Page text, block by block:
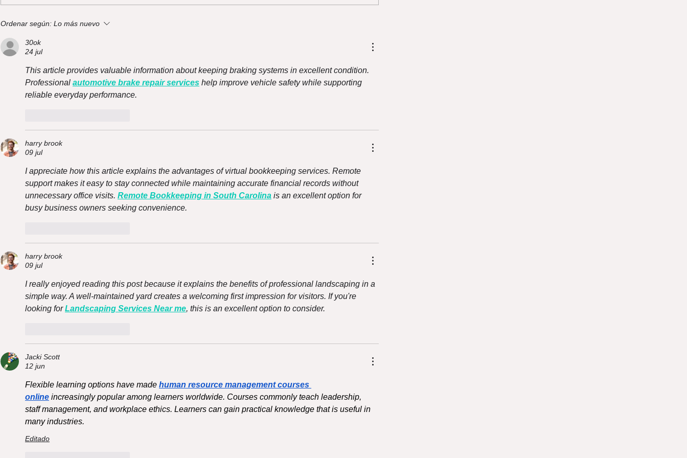
Oxxo en GoodMeal:
rescata packs de
desayuno, almuerzo y
dulce por $5.000 😋
😋
junto a GoodMeal 🏢😋
Ordenar según: Lo más nuevo
30ok
24 jul
This article provides valuable information about keeping braking systems in excellent condition.
Professional automotive brake repair services help improve vehicle safety while supporting
reliable everyday performance.
harry brook
09 jul
I appreciate how this article explains the advantages of virtual bookkeeping services. Remote
support makes it easy to stay connected while maintaining accurate financial records without
unnecessary office visits. Remote Bookkeeping in South Carolina is an excellent option for
busy business owners seeking convenience.
harry brook
09 jul
I really enjoyed reading this post because it explains the benefits of professional landscaping in a
simple way. A well-maintained yard creates a welcoming first impression for visitors. If you're
looking for Landscaping Services Near me, this is an excellent option to consider.
Jacki Scott
12 jun
Flexible learning options have made human resource management courses
online increasingly popular among learners worldwide. Courses commonly teach leadership,
staff management, and workplace ethics. Learners can gain practical knowledge that is useful in
many industries.
Editado